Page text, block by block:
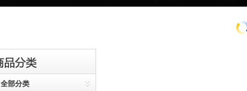
全部分类